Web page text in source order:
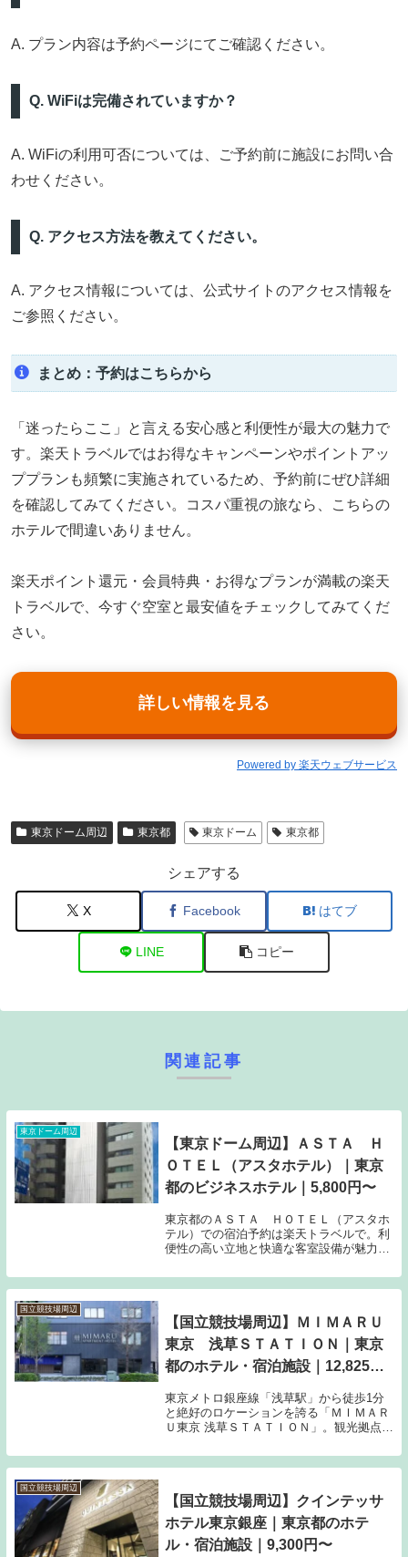
A. プラン内容は予約ページにてご確認ください。
Q. WiFiは完備されていますか？
A. WiFiの利用可否については、ご予約前に施設にお問い合
わせください。
Q. アクセス方法を教えてください。
A. アクセス情報については、公式サイトのアクセス情報を
ご参照ください。
まとめ：予約はこちらから
「迷ったらここ」と言える安心感と利便性が最大の魅力で
す。楽天トラベルではお得なキャンペーンやポイントアッ
ププランも頻繁に実施されているため、予約前にぜひ詳細
を確認してみてください。コスパ重視の旅なら、こちらの
ホテルで間違いありません。
楽天ポイント還元・会員特典・お得なプランが満載の楽天
トラベルで、今すぐ空室と最安値をチェックしてみてくだ
さい。
詳しい情報を見る
Powered by 楽天ウェブサービス
東京ドーム周辺 東京都 東京ドーム 東京都
シェアする
X Facebook はてブ
LINE コピー
関連記事
東京ドーム周辺
【東京ドーム周辺】ＡＳＴＡ Ｈ
ＯＴＥＬ（アスタホテル）｜東京
都のビジネスホテル｜5,800円〜
東京都のＡＳＴＡ ＨＯＴＥＬ（アスタホ
テル）での宿泊予約は楽天トラベルで。利
便性の高い立地と快適な客室設備が魅力の
ご検討ください。
国立競技場周辺
【国立競技場周辺】ＭＩＭＡＲＵ
東京 浅草ＳＴＡＴＩＯＮ｜東京
都のホテル・宿泊施設｜12,825
東京メトロ銀座線「浅草駅」から徒歩1分
と絶好のロケーションを誇る「ＭＩＭＡＲ
Ｕ東京 浅草ＳＴＡＴＩＯＮ」。観光拠点と
す。料金は1泊12,825円からの目安。浅草
周辺の散策やビジネス利用にぜひご活用く
国立競技場周辺
【国立競技場周辺】クインテッサ
ホテル東京銀座｜東京都のホテ
ル・宿泊施設｜9,300円〜